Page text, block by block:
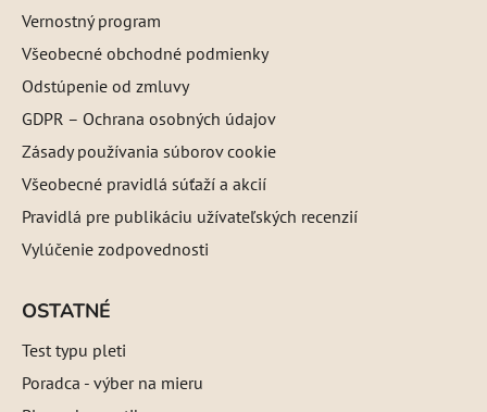
Vernostný program
Všeobecné obchodné podmienky
Odstúpenie od zmluvy
GDPR – Ochrana osobných údajov
Zásady používania súborov cookie
Všeobecné pravidlá súťaží a akcií
Pravidlá pre publikáciu užívateľských recenzií
Vylúčenie zodpovednosti
OSTATNÉ
Test typu pleti
Poradca - výber na mieru